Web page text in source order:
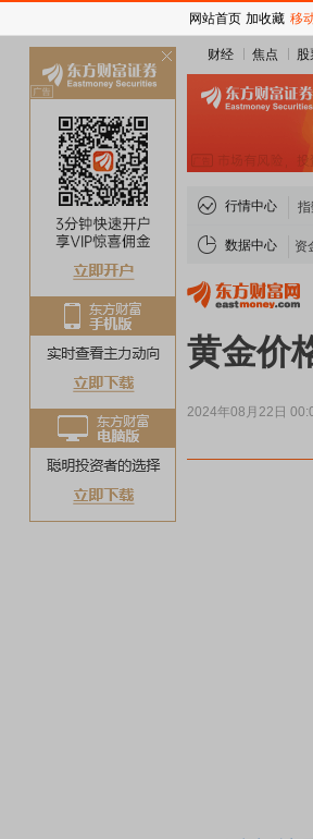
财经 焦点 股
行情中心 指
数据中心 资
黄金价
2024年08月22日
网站首页 加收藏 移
关